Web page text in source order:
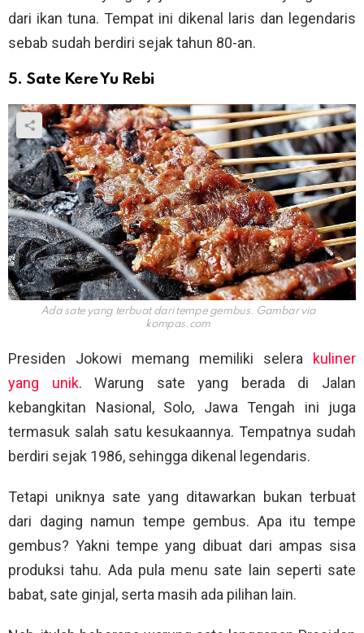
dari ikan tuna. Tempat ini dikenal laris dan legendaris
sebab sudah berdiri sejak tahun 80-an.
5. Sate Kere Yu Rebi
Ada sate yang terbuat dari tempe gembus. Gambar via
kompas.com
Presiden Jokowi memang memiliki selera kuliner
yang unik. Warung sate yang berada di Jalan
kebangkitan Nasional, Solo, Jawa Tengah ini juga
termasuk salah satu kesukaannya. Tempatnya sudah
berdiri sejak 1986, sehingga dikenal legendaris.
Tetapi uniknya sate yang ditawarkan bukan terbuat
dari daging namun tempe gembus. Apa itu tempe
gembus? Yakni tempe yang dibuat dari ampas sisa
produksi tahu. Ada pula menu sate lain seperti sate
babat, sate ginjal, serta masih ada pilihan lain.